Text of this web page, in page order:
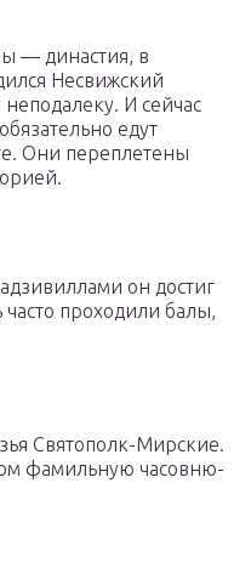
— династия, в
Несвижский
И сейчас
едут
Они переплетены
он достиг
часто проходили балы,
Святополк-Мирские.
фамильную часовню-